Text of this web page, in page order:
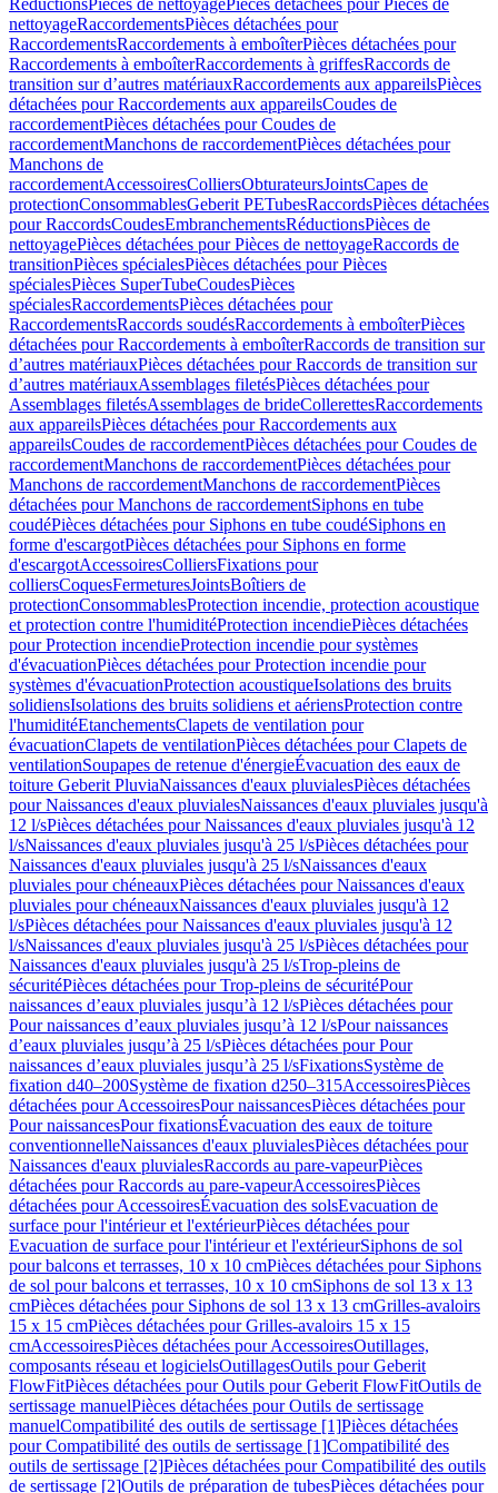
RéductionsPièces de nettoyagePièces détachées pour Pièces de
nettoyageRaccordementsPièces détachées pour
RaccordementsRaccordements à emboîterPièces détachées pour
Raccordements à emboîterRaccordements à griffesRaccords de
transition sur d’autres matériauxRaccordements aux appareilsPièces
détachées pour Raccordements aux appareilsCoudes de
raccordementPièces détachées pour Coudes de
raccordementManchons de raccordementPièces détachées pour
Manchons de
raccordementAccessoiresColliersObturateursJointsCapes de
protectionConsommablesGeberit PETubesRaccordsPièces détachées
pour RaccordsCoudesEmbranchementsRéductionsPièces de
nettoyagePièces détachées pour Pièces de nettoyageRaccords de
transitionPièces spécialesPièces détachées pour Pièces
spécialesPièces SuperTubeCoudesPièces
spécialesRaccordementsPièces détachées pour
RaccordementsRaccords soudésRaccordements à emboîterPièces
détachées pour Raccordements à emboîterRaccords de transition sur
d’autres matériauxPièces détachées pour Raccords de transition sur
d’autres matériauxAssemblages filetésPièces détachées pour
Assemblages filetésAssemblages de brideCollerettesRaccordements
aux appareilsPièces détachées pour Raccordements aux
appareilsCoudes de raccordementPièces détachées pour Coudes de
raccordementManchons de raccordementPièces détachées pour
Manchons de raccordementManchons de raccordementPièces
détachées pour Manchons de raccordementSiphons en tube
coudéPièces détachées pour Siphons en tube coudéSiphons en
forme d'escargotPièces détachées pour Siphons en forme
d'escargotAccessoiresColliersFixations pour
colliersCoquesFermeturesJointsBoîtiers de
protectionConsommablesProtection incendie, protection acoustique
et protection contre l'humiditéProtection incendiePièces détachées
pour Protection incendieProtection incendie pour systèmes
d'évacuationPièces détachées pour Protection incendie pour
systèmes d'évacuationProtection acoustiqueIsolations des bruits
solidiensIsolations des bruits solidiens et aériensProtection contre
l'humiditéEtanchementsClapets de ventilation pour
évacuationClapets de ventilationPièces détachées pour Clapets de
ventilationSoupapes de retenue d'énergieÉvacuation des eaux de
toiture Geberit PluviaNaissances d'eaux pluvialesPièces détachées
pour Naissances d'eaux pluvialesNaissances d'eaux pluviales jusqu'à
12 l/sPièces détachées pour Naissances d'eaux pluviales jusqu'à 12
l/sNaissances d'eaux pluviales jusqu'à 25 l/sPièces détachées pour
Naissances d'eaux pluviales jusqu'à 25 l/sNaissances d'eaux
pluviales pour chéneauxPièces détachées pour Naissances d'eaux
pluviales pour chéneauxNaissances d'eaux pluviales jusqu'à 12
l/sPièces détachées pour Naissances d'eaux pluviales jusqu'à 12
l/sNaissances d'eaux pluviales jusqu'à 25 l/sPièces détachées pour
Naissances d'eaux pluviales jusqu'à 25 l/sTrop-pleins de
sécuritéPièces détachées pour Trop-pleins de sécuritéPour
naissances d’eaux pluviales jusqu’à 12 l/sPièces détachées pour
Pour naissances d’eaux pluviales jusqu’à 12 l/sPour naissances
d’eaux pluviales jusqu’à 25 l/sPièces détachées pour Pour
naissances d’eaux pluviales jusqu’à 25 l/sFixationsSystème de
fixation d40–200Système de fixation d250–315AccessoiresPièces
détachées pour AccessoiresPour naissancesPièces détachées pour
Pour naissancesPour fixationsÉvacuation des eaux de toiture
conventionnelleNaissances d'eaux pluvialesPièces détachées pour
Naissances d'eaux pluvialesRaccords au pare-vapeurPièces
détachées pour Raccords au pare-vapeurAccessoiresPièces
détachées pour AccessoiresÉvacuation des solsEvacuation de
surface pour l'intérieur et l'extérieurPièces détachées pour
Evacuation de surface pour l'intérieur et l'extérieurSiphons de sol
pour balcons et terrasses, 10 x 10 cmPièces détachées pour Siphons
de sol pour balcons et terrasses, 10 x 10 cmSiphons de sol 13 x 13
cmPièces détachées pour Siphons de sol 13 x 13 cmGrilles-avaloirs
15 x 15 cmPièces détachées pour Grilles-avaloirs 15 x 15
cmAccessoiresPièces détachées pour AccessoiresOutillages,
composants réseau et logicielsOutillagesOutils pour Geberit
FlowFitPièces détachées pour Outils pour Geberit FlowFitOutils de
sertissage manuelPièces détachées pour Outils de sertissage
manuelCompatibilité des outils de sertissage [1]Pièces détachées
pour Compatibilité des outils de sertissage [1]Compatibilité des
outils de sertissage [2]Pièces détachées pour Compatibilité des outils
de sertissage [2]Outils de préparation de tubesPièces détachées pour